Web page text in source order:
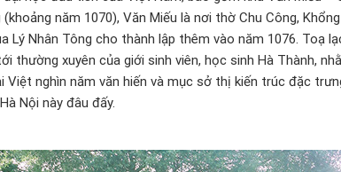
năm 1070), Văn Miếu là nơi thờ Chu Công,
Nhân Tông cho thành lập thêm vào năm 1076. Toạ
thường xuyên của giới sinh viên, học sinh Hà Thành,
nghìn năm văn hiến và mục sở thị kiến trúc đặc
Nội này đâu đấy.